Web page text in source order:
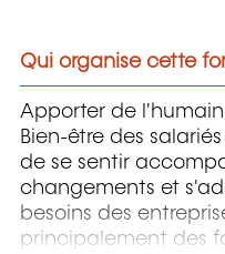
Qui organise cette
Apporter de
Bien-être des
de se sentir
changements et
besoins des
principalement des